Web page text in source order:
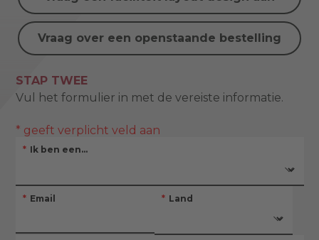
Vraag over een openstaande bestelling
STAP TWEE
Vul het formulier in met de vereiste informatie.